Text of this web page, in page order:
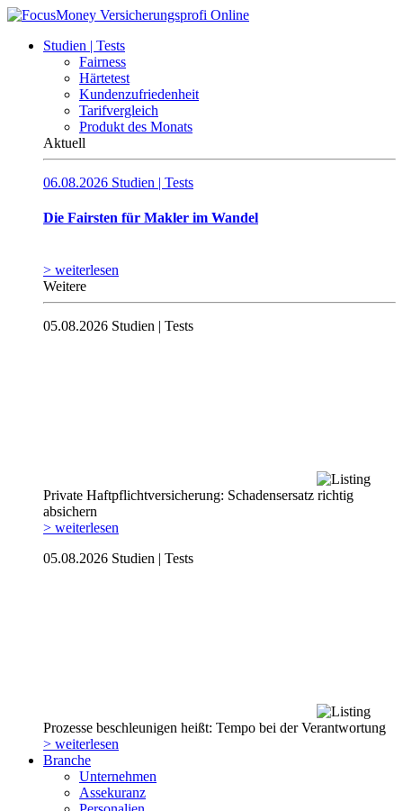
Studien | Tests
Fairness
Härtetest
Kundenzufriedenheit
Tarifvergleich
Produkt des Monats
Aktuell
06.08.2026 Studien | Tests
Die Fairsten für Makler im Wandel
> weiterlesen
Weitere
05.08.2026 Studien | Tests
Private Haftpflicht­versicherung: Schadensersatz richtig
absichern
> weiterlesen
05.08.2026 Studien | Tests
Prozesse beschleunigen heißt: Tempo bei der Verantwortung
> weiterlesen
Branche
Unternehmen
Assekuranz